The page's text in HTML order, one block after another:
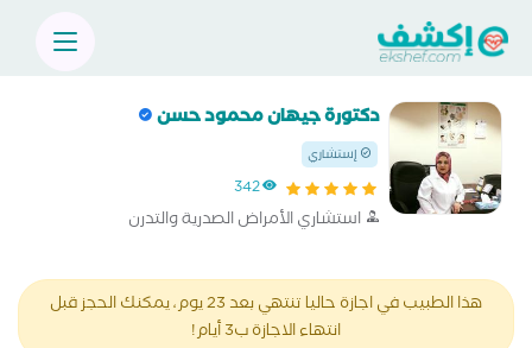
دكتورة جيهان محمود حسن
إستشاري
342
استشاري الأمراض الصدرية والتدرن
هذا الطبيب في اجازة حاليا تنتهي بعد 23 يوم، يمكنك الحجز قبل
انتهاء الاجازة ب3 أيام!